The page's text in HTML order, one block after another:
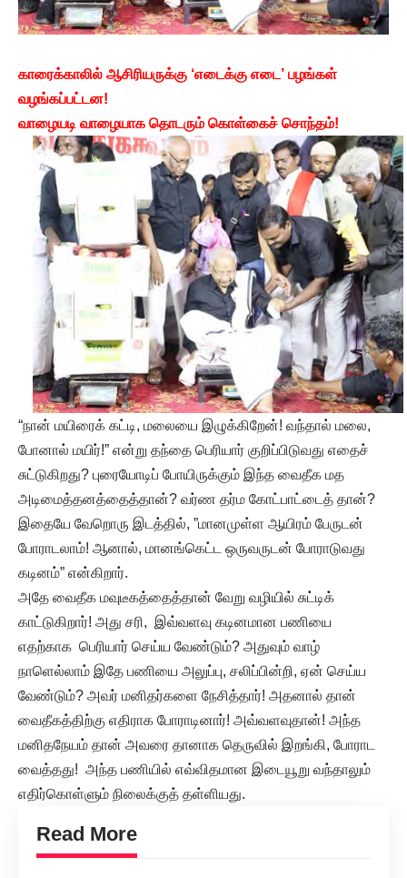
காரைக்காலில் ஆசிரியருக்கு ‘எடைக்கு எடை’ பழங்கள்
வழங்கப்பட்டன!
வாழையடி வாழையாக தொடரும் கொள்கைச் சொந்தம்!
“நான் மயிரைக் கட்டி, மலையை இழுக்கிறேன்! வந்தால் மலை,
போனால் மயிர்!” என்று தந்தை பெரியார் குறிப்பிடுவது எதைச்
சுட்டுகிறது? புரையோடிப் போயிருக்கும் இந்த வைதீக மத
அடிமைத்தனத்தைத்தான்? வர்ண தர்ம கோட்பாட்டைத் தான்?
இதையே வேறொரு இடத்தில், ”மானமுள்ள ஆயிரம் பேருடன்
போராடலாம்! ஆனால், மானங்கெட்ட ஒருவருடன் போராடுவது
கடினம்” என்கிறார்.
அதே வைதீக மவுடீகத்தைத்தான் வேறு வழியில் சுட்டிக்
காட்டுகிறார்! அது சரி, இவ்வளவு கடினமான பணியை
எதற்காக பெரியார் செய்ய வேண்டும்? அதுவும் வாழ்
நாளெல்லாம் இதே பணியை அலுப்பு, சலிப்பின்றி, ஏன் செய்ய
வேண்டும்? அவர் மனிதர்களை நேசித்தார்! அதனால் தான்
வைதீகத்திற்கு எதிராக போராடினார்! அவ்வளவுதான்! அந்த
மனிதநேயம் தான் அவரை தானாக தெருவில் இறங்கி, போராட
வைத்தது! அந்த பணியில் எவ்விதமான இடையூறு வந்தாலும்
எதிர்கொள்ளும் நிலைக்குத் தள்ளியது.
Read More